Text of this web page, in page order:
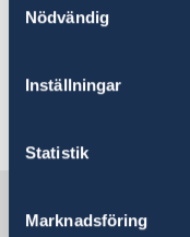
Nödvändig
Inställningar
Statistik
Marknadsföring
har fyllt 18 år
Sverige i